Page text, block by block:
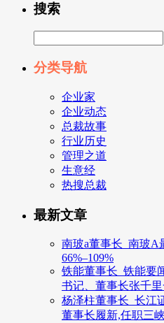
搜索
分类导航
企业家
企业动态
总裁故事
行业历史
管理之道
生意经
热搜总裁
最新文章
南玻a董事长_南玻A
66%–109%
铁能董事长_铁能要
书记、董事长张千
杨泽柱董事长_长江
董事长履新,任职三